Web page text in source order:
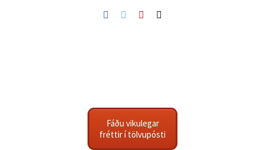
Facebook
TwitterPinterest
Fáðu vikulegar
fréttir í tölvupósti